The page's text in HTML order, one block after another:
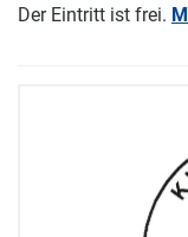
Der Eintritt ist frei.